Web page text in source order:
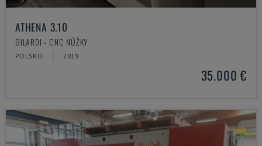
ATHENA 3.10
GILARDI - CNC NŮŽKY
POLSKO 2019
35.000 €